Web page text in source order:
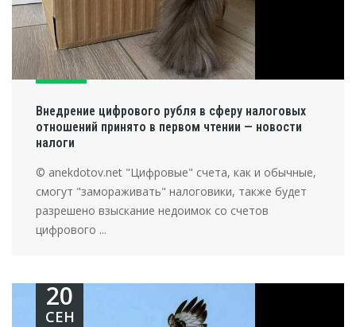
Внедрение цифрового рубля в сферу налоговых
отношений принято в первом чтении — новости
налоги
© anekdotov.net "Цифровые" счета, как и обычные,
смогут "замораживать" налоговики, также будет
разрешено взыскание недоимок со счетов
цифрового ...
20
СЕН